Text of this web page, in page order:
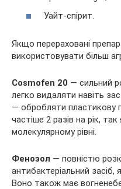
Уайт-спірит.
Якщо перераховані
використовувати більш
Cosmofen 20 — сильний
легко видаляти навіть
— обробляти пластикову
частіше 2 разів на рік,
молекулярному рівні.
Фенозол — повністю
антибактеріальний засіб,
Воно також має